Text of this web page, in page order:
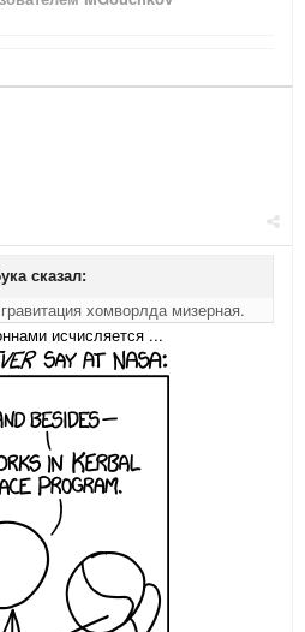
сказал:
хомворлда мизерная.
исчисляется ...